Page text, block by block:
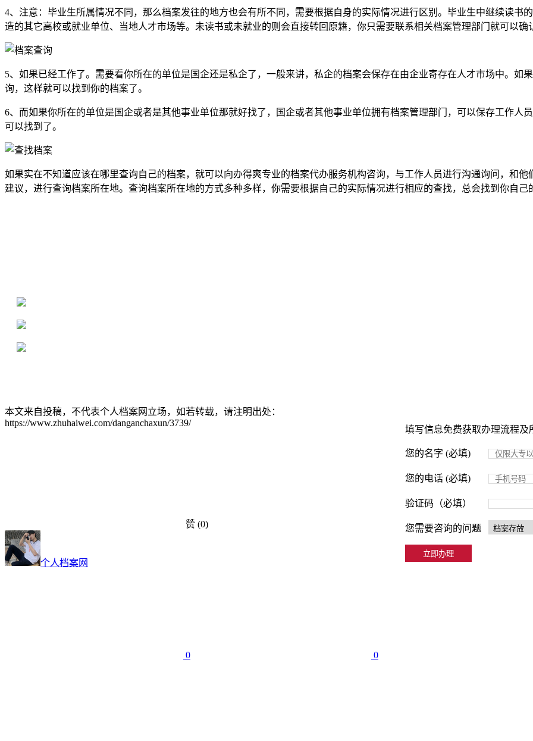
4、注意：毕业生所属情况不同，那么档案发往的地方也会有所不同，需要根据自身的实际情况进行区别。毕业生中继续读书
造的其它高校或就业单位、当地人才市场等。未读书或未就业的则会直接转回原籍，你只需要联系相关档案管理部门就可以确
5、如果已经工作了。需要看你所在的单位是国企还是私企了，一般来讲，私企的档案会保存在由企业寄存在人才市场中。如
询，这样就可以找到你的档案了。
6、而如果你所在的单位是国企或者是其他事业单位那就好找了，国企或者其他事业单位拥有档案管理部门，可以保存工作人
可以找到了。
如果实在不知道应该在哪里查询自己的档案，就可以向办得爽专业的档案代办服务机构咨询，与工作人员进行沟通询问，和
建议，进行查询档案所在地。查询档案所在地的方式多种多样，你需要根据自己的实际情况进行相应的查找，总会找到你自己
填写信息免费获取办理流程及
您的名字 (必填)
您的电话 (必填)
验证码（必填）
您需要咨询的问题
本文来自投稿，不代表个人档案网立场，如若转载，请注明出处：
https://www.zhuhaiwei.com/danganchaxun/3739/
赞 (0)
个人档案网
0 0